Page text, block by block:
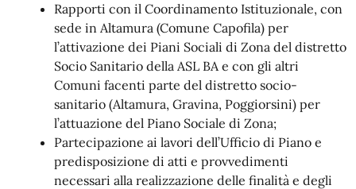
Rapporti con il Coordinamento Istituzionale, con
sede in Altamura (Comune Capofila) per
l’attivazione dei Piani Sociali di Zona del distretto
Socio Sanitario della ASL BA e con gli altri
Comuni facenti parte del distretto socio-
sanitario (Altamura, Gravina, Poggiorsini) per
l’attuazione del Piano Sociale di Zona;
Partecipazione ai lavori dell’Ufficio di Piano e
predisposizione di atti e provvedimenti
necessari alla realizzazione delle finalità e degli